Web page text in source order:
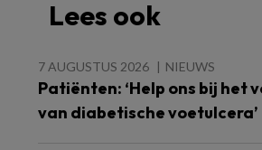
Lees ook
7 AUGUSTUS 2026 NIEUWS
Patiënten: ‘Help ons bij het
van diabetische voetulcera’